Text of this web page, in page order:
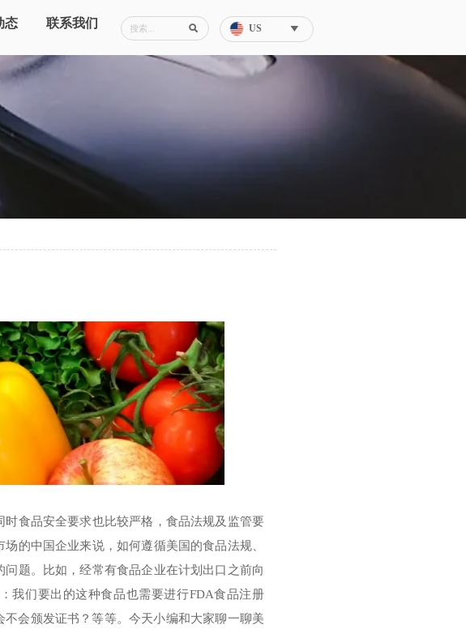
态 联系我们  US 
食品安全要求也比较严格，食品法规及监管要
的中国企业来说，如何遵循美国的食品法规、
题。比如，经常有食品企业在计划出口之前向
我们要出的这种食品也需要进行FDA食品注册
不会颁发证书？等等。今天小编和大家聊一聊美